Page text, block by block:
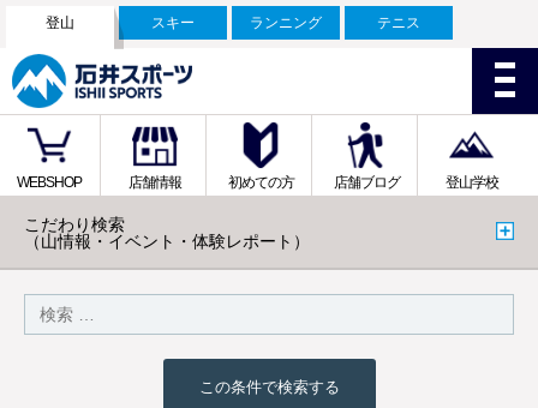
登山 スキー ランニング テニス
WEBSHOP 店舗情報 初めての方 店舗ブログ 登山学校
こだわり検索
（山情報・イベント・体験レポート）
この条件で検索する